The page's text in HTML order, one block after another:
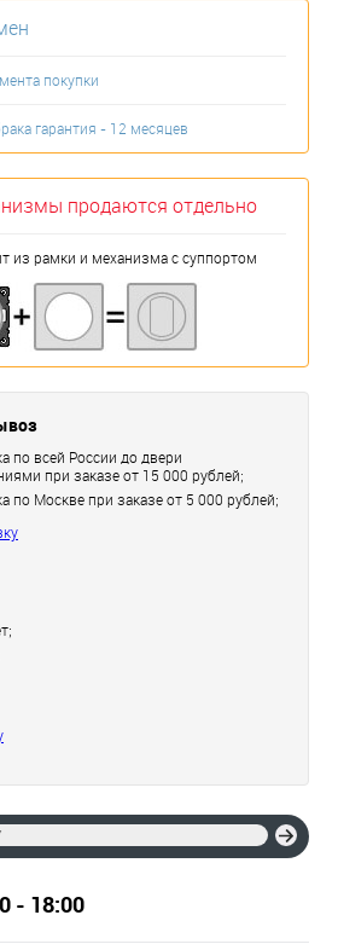
покупки
гарантия - 12 месяцев
продаются отдельно
из рамки и механизма с суппортом
по всей России до двери
при заказе от 15 000 рублей;
по Москве при заказе от 5 000 рублей;
- 18:00